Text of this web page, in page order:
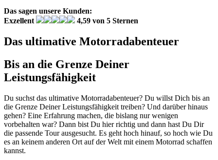
Das sagen unsere Kunden:
Exzellent
4,59 von 5 Sternen
Das ultimative Motorradabenteuer
Bis an die Grenze Deiner
Leistungsfähigkeit
Du suchst das ultimative Motorradabenteuer? Du willst Dich bis an
die Grenze Deiner Leistungsfähigkeit treiben? Und darüber hinaus
gehen? Eine Erfahrung machen, die bislang nur wenigen
vorbehalten war? Dann bist Du hier richtig und dann hast Du Dir
die passende Tour ausgesucht. Es geht hoch hinauf, so hoch wie Du
es an keinem anderen Ort auf der Welt mit einem Motorrad schaffen
kannst.